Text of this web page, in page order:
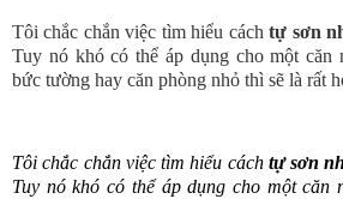
Tôi chắc chắn việc tìm hiểu cáchtự sơn
Tuy nó khó có thể áp dụng cho một căn
bức tường hay căn phòng nhỏ thì sẽ là rất
Tôi chắc chắn việc tìm hiểu cách tự sơn
Tuy nó khó có thể áp dụng cho một căn